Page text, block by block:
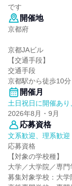
です
開催地
京都府
京都JAビル
【交通手段】
交通手段
京都駅から徒歩10分
開催月
土日祝日に開催あ
2026年8月・9月
応募資格
文系歓迎、理系歓迎
応募資格
【対象の学校種】
大学／大学院／専
募集対象学校：大学